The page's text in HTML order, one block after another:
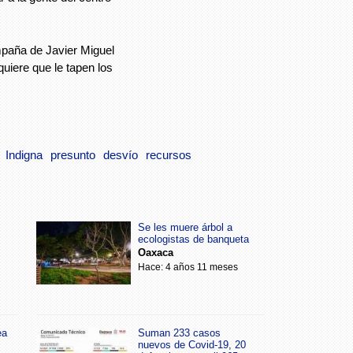
de Javier Miguel
que le tapen los
Indigna presunto desvío recursos
Se les muere árbol a
ecologistas de banqueta
Oaxaca
Hace: 4 años 11 meses
Suman 233 casos
nuevos de Covid-19, 20